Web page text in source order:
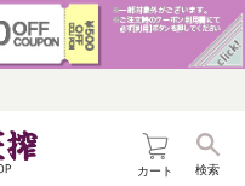
カート 検索